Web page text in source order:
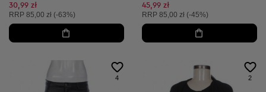
Obniżona cena:
30,99 zł
Cena sugerowana:
RRP 85,00 zł (-63%)
45,99 zł
Cena sugerowana:
RRP 85,00 zł (-45%)
4 2